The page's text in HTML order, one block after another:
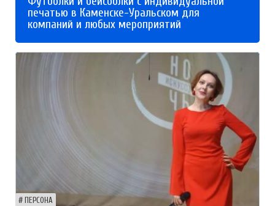
печатью в Каменске-Уральском для
компаний и любых мероприятий
ПЕРСОНА